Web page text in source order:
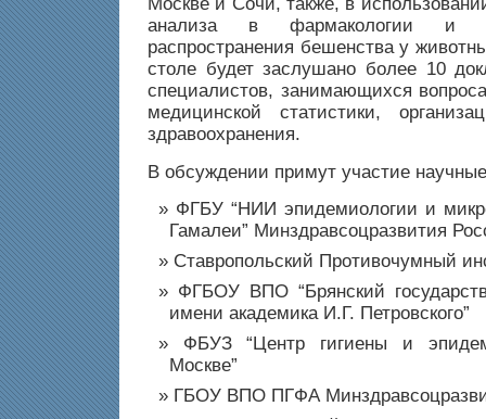
Москве и Сочи, также, в
анализа в фармакологии и
распространения бешенства у
столе будет заслушано более 10
специалистов, занимающихся
медицинской статистики,
здравоохранения.
В обсуждении примут участие
ФГБУ “НИИ эпидемиологии и
Гамалеи” Минздравсоцразвития
Ставропольский Противочумный
ФГБОУ ВПО “Брянский
имени академика И.Г. Петровского”
ФБУЗ “Центр гигиены и
Москве”
ГБОУ ВПО ПГФА